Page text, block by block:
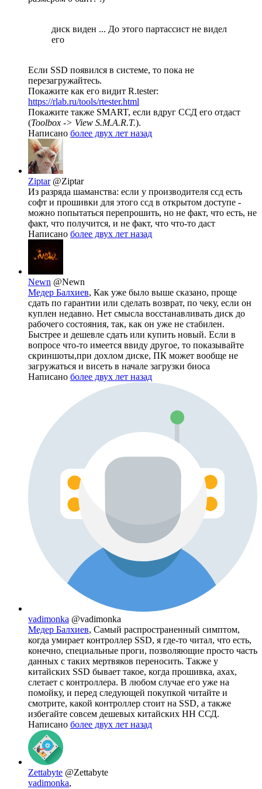
диск виден ... До этого партассист не видел
его
Если SSD появился в системе, то пока не
перезагружайтесь.
Покажите как его видит R.tester:
https://rlab.ru/tools/rtester.html
Покажите также SMART, если вдруг ССД его отдаст
(Toolbox -> View S.M.A.R.T.).
Написано более двух лет назад
Ziptar @Ziptar
Из разряда шаманства: если у производителя ссд есть
софт и прошивки для этого ссд в открытом доступе -
можно попытаться перепрошить, но не факт, что есть, не
факт, что получится, и не факт, что что-то даст
Написано более двух лет назад
Newn @Newn
Медер Балхиев, Как уже было выше сказано, проще
сдать по гарантии или сделать возврат, по чеку, если он
куплен недавно. Нет смысла восстанавливать диск до
рабочего состояния, так, как он уже не стабилен.
Быстрее и дешевле сдать или купить новый. Если в
вопросе что-то имеется ввиду другое, то показывайте
скриншоты,при дохлом диске, ПК может вообще не
загружаться и висеть в начале загрузки биоса
Написано более двух лет назад
vadimonka @vadimonka
Медер Балхиев, Самый распространенный симптом,
когда умирает контроллер SSD, я где-то читал, что есть,
конечно, специальные проги, позволяющие просто часть
данных с таких мертвяков переносить. Также у
китайских SSD бывает такое, когда прошивка, ахах,
слетает с контроллера. В любом случае его уже на
помойку, и перед следующей покупкой читайте и
смотрите, какой контроллер стоит на SSD, а также
избегайте совсем дешевых китайских НН ССД.
Написано более двух лет назад
Zettabyte @Zettabyte
vadimonka,